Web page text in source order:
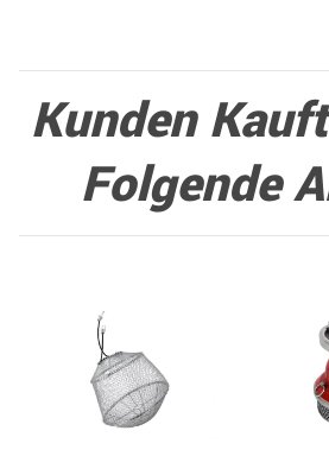
Kunden
Folgende